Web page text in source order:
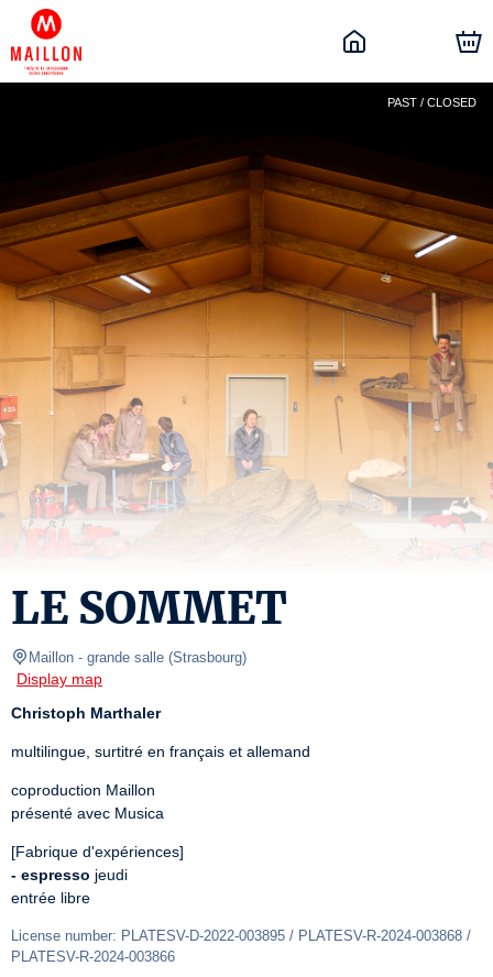
PAST / CLOSED
LE SOMMET
Maillon - grande salle (Strasbourg)
Display map
Christoph Marthaler
multilingue, surtitré en français et allemand
coproduction Maillon
présenté avec Musica
- espresso jeudi
entrée libre
License number: PLATESV-D-2022-003895 / PLATESV-R-2024-003868 /
PLATESV-R-2024-003866